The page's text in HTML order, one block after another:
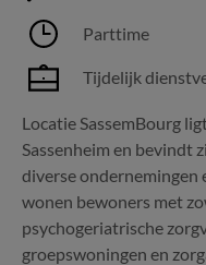
Parttime
Tijdelijk
Locatie SassemBourg
Sassenheim en bevindt
diverse ondernemingen
wonen bewoners met
psychogeriatrische
groepswoningen en